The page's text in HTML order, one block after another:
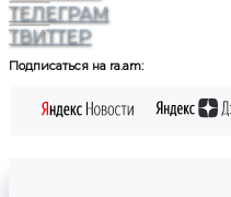
ТЕЛЕГРАМ
ТВИТТЕР
Подписаться на ra.am: